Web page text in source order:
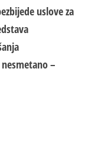
uslove za
–